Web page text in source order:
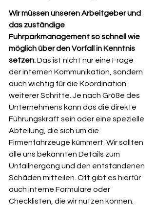
Wir müssen unseren Arbeitgeber und
das zuständige
Fuhrparkmanagement so schnell wie
möglich über den Vorfall in Kenntnis
setzen. Das ist nicht nur eine Frage
der internen Kommunikation, sondern
auch wichtig für die Koordination
weiterer Schritte. Je nach Größe des
Unternehmens kann das die direkte
Führungskraft sein oder eine spezielle
Abteilung, die sich um die
Firmenfahrzeuge kümmert. Wir sollten
alle uns bekannten Details zum
Unfallhergang und den entstandenen
Schäden mitteilen. Oft gibt es hierfür
auch interne Formulare oder
Checklisten, die wir nutzen können.